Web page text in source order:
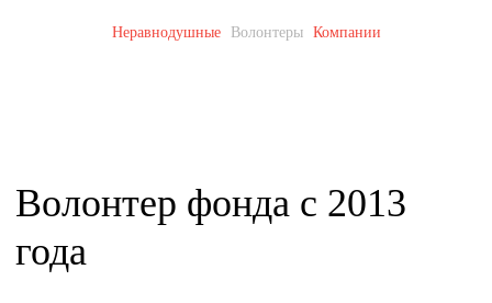
Неравнодушные Волонтеры Компании
Волонтер фонда с 2013
года